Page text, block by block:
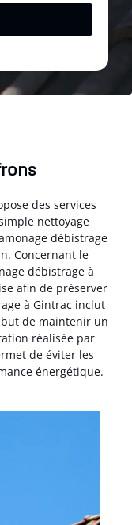
des services
nettoyage
débistrage
Concernant le
débistrage à
afin de préserver
à Gintrac inclut
de maintenir un
réalisée par
de éviter les
énergétique.